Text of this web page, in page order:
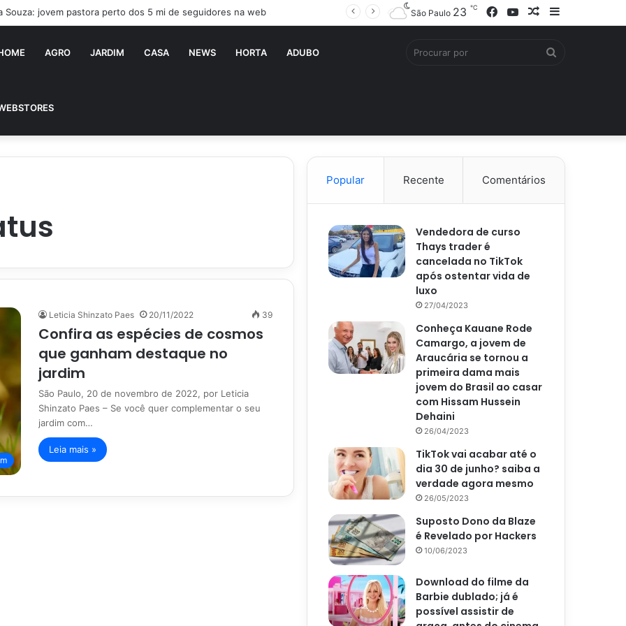
Souza: jovem pastora perto dos 5 mi de seguidores na web
Barra
Artigo
YouTube
Facebook
São Paulo 23 ℃
AGRO JARDIM CASA NEWS HORTA ADUBO
Leticia Shinzato Paes 20/11/2022 39
Confira as espécies de cosmos
que ganham destaque no
jardim
São Paulo, 20 de novembro de 2022, por Leticia
Shinzato Paes – Se você quer complementar o seu
jardim com…
Leia mais »
Popular Recente Comentários
Vendedora de curso
Thays trader é
cancelada no TikTok
após ostentar vida de
luxo
27/04/2023
Conheça Kauane Rode
Camargo, a jovem de
Araucária se tornou a
primeira dama mais
jovem do Brasil ao casar
com Hissam Hussein
Dehaini
26/04/2023
TikTok vai acabar até o
dia 30 de junho? saiba a
verdade agora mesmo
26/05/2023
Suposto Dono da Blaze
é Revelado por Hackers
10/06/2023
Download do filme da
Barbie dublado; já é
possível assistir de